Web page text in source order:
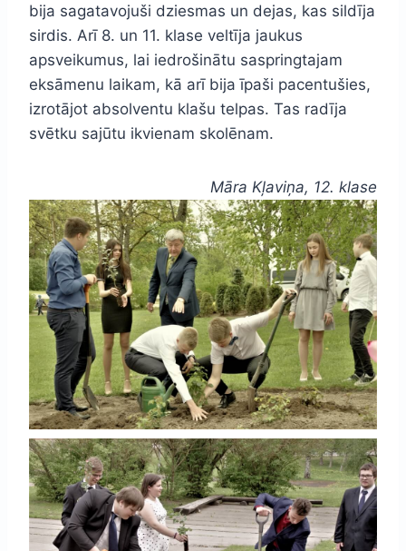
bija sagatavojuši dziesmas un dejas, kas sildīja
sirdis. Arī 8. un 11. klase veltīja jaukus
apsveikumus, lai iedrošinātu saspringtajam
eksāmenu laikam, kā arī bija īpaši pacentušies,
izrotājot absolventu klašu telpas. Tas radīja
svētku sajūtu ikvienam skolēnam.
Māra Kļaviņa, 12. klase